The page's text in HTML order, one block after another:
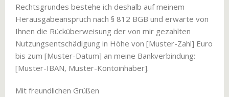
Rechtsgrundes bestehe ich deshalb auf meinem
Herausgabeanspruch nach § 812 BGB und erwarte von
Ihnen die Rücküberweisung der von mir gezahlten
Nutzungsentschädigung in Höhe von [Muster-Zahl] Euro
bis zum [Muster-Datum] an meine Bankverbindung:
[Muster-IBAN, Muster-Kontoinhaber].
Mit freundlichen Grüßen